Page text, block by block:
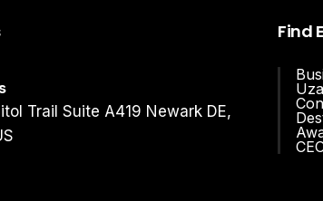
Trail Suite A419 Newark DE,
Find